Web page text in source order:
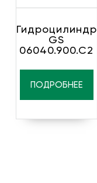
Гидроцилиндр
GS
06040.900.C2
ПОДРОБНЕЕ